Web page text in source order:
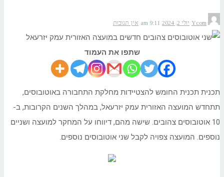
Ycom יולי 2, 2024 9:11 am אין תגובות
שתפו את העמוד
תכנית תכנית החומש להצטיידות מחלקת התחבורה באוטובוסים,
תתחדש המועצה האזורית עמק יזרעאל, במהלך השנים הקרובות, ב-
10 אוטובוסים צהובים. שישה מהם, דיווחו על המחקר למועצה ושניים
נוספים. המועצה צפויה לקבל שני אוטובוסים נוספים.